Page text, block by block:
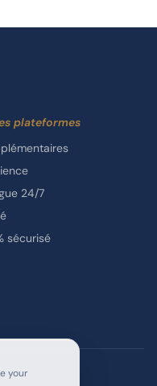
your
plateformes
24/7
sécurisé